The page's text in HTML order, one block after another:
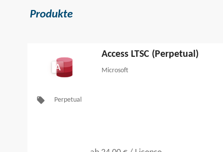
Produkte
Access LTSC (Perpetual)
Microsoft
local_offer Perpetual